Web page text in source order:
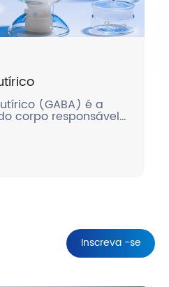
(GABA) é a
corpo responsável
Inscreva -se